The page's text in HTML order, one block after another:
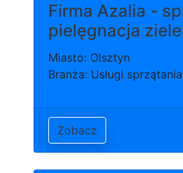
Firma Azalia -
pielęgnacja
Miasto: Olsztyn
Branża: Usługi sprzątania
Zobacz